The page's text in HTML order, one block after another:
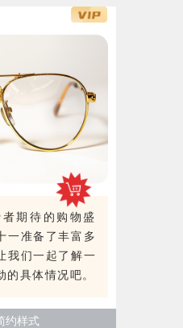
期待的购物盛
一准备了丰富多
我们一起了解一
具体情况吧。
约样式